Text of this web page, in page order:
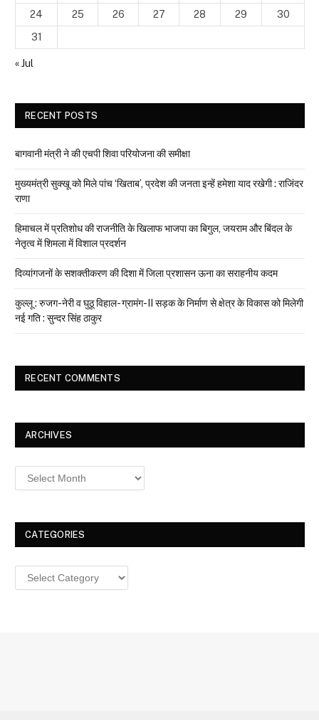
24
25 26 27 28 29
30
31
« Jul
RECENT POSTS
बागवानी मंत्री ने की एचपी शिवा परियोजना की समीक्षा
मुख्यमंत्री सुक्खू को मिले पांच ‘खिताब’, प्रदेश की जनता इन्हें हमेशा याद रखेगी : राजिंदर
राणा
हिमाचल में प्रतिशोध की राजनीति के खिलाफ भाजपा का बिगुल, जयराम और बिंदल के
नेतृत्व में शिमला में विशाल प्रदर्शन
दिव्यांगजनों के सशक्तीकरण की दिशा में जिला प्रशासन ऊना का सराहनीय कदम
कुल्लू : रुजग-नेरी व घुठू विहाल- ग्रामंग-II सड़क के निर्माण से क्षेत्र के विकास को मिलेगी
नई गति : सुन्दर सिंह ठाकुर
RECENT COMMENTS
ARCHIVES
Archives
CATEGORIES
Categories